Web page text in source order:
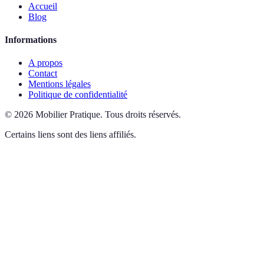
Accueil
Blog
Informations
A propos
Contact
Mentions légales
Politique de confidentialité
© 2026 Mobilier Pratique. Tous droits réservés.
Certains liens sont des liens affiliés.